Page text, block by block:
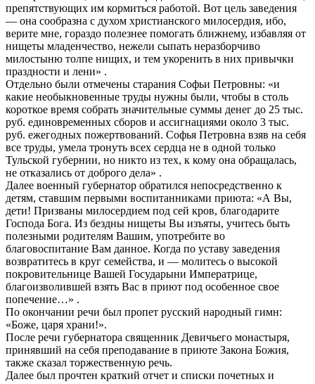
препятствующих им кормиться работой. Вот цель заведения
— она сообразна с духом христианского милосердия, ибо,
верите мне, гораздо полезнее помогать ближнему, избавляя от
нищеты младенчество, нежели сыпать неразборчиво
милостыню толпе нищих, и тем укоренить в них привычки
праздности и лени» .
Отдельно были отмечены старания Софьи Петровны: «и
какие необыкновенные труды нужны были, чтобы в столь
короткое время собрать значительные суммы денег до 25 тыс.
руб. единовременных сборов и ассигнациями около 3 тыс.
руб. ежегодных пожертвований. Софья Петровна взяв на себя
все труды, умела тронуть всех сердца не в одной только
Тульской губернии, но никто из тех, к кому она обращалась,
не отказались от доброго дела» .
Далее военный губернатор обратился непосредственно к
детям, ставшим первыми воспитанниками приюта: «А Вы,
дети! Призваны милосердием под сей кров, благодарите
Господа Бога. Из бездны нищеты Вы изъяты, учитесь быть
полезными родителям Вашим, употребите во
благовоспитание Вам данное. Когда по уставу заведения
возвратитесь в круг семейства, и — молитесь о высокой
покровительнице Вашей Государыни Императрице,
благоизволившей взять Вас в приют под особенное свое
попечение…» .
По окончании речи был пропет русский народный гимн:
«Боже, царя храни!».
После речи губернатора священник Девичьего монастыря,
принявший на себя преподавание в приюте Закона Божия,
также сказал торжественную речь.
Далее был прочтен краткий отчет и списки почетных и